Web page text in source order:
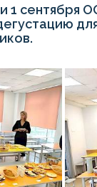
1 сентября